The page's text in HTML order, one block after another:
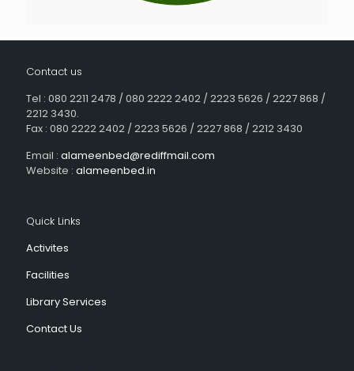
Contact us
Tel : 080 2211 2478 / 080 2222 2402 / 2223 5626 / 2227 868 /
2212 3430.
Fax : 080 2222 2402 / 2223 5626 / 2227 868 / 2212 3430
Email : alameenbed@rediffmail.com
Website : alameenbed.in
Quick Links
Activites
Facilities
Library Services
Contact Us